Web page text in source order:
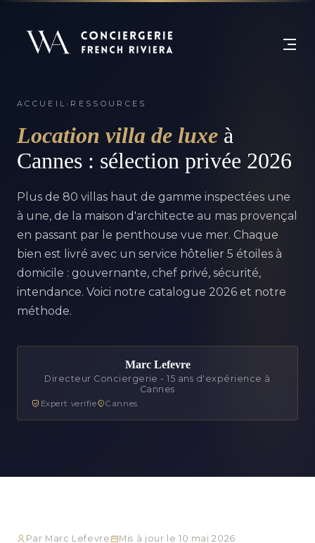
ACCUEIL › RESSOURCES
Location villa de luxe à
Cannes : sélection privée 2026
Plus de 80 villas haut de gamme inspectées une
à une, de la maison d'architecte au mas provençal
en passant par le penthouse vue mer. Chaque
bien est livré avec un service hôtelier 5 étoiles à
domicile : gouvernante, chef privé, sécurité,
intendance. Voici notre catalogue 2026 et notre
méthode.
Marc Lefevre
Directeur Conciergerie - 15 ans d'expérience à
Cannes
Expert verifie Cannes
Par Marc Lefevre
Mis à jour le 10 mai 2026